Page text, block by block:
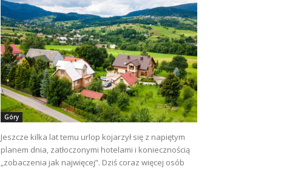
Góry
Jeszcze kilka lat temu urlop kojarzył się z napiętym
planem dnia, zatłoczonymi hotelami i koniecznością
„zobaczenia jak najwięcej”. Dziś coraz więcej osób